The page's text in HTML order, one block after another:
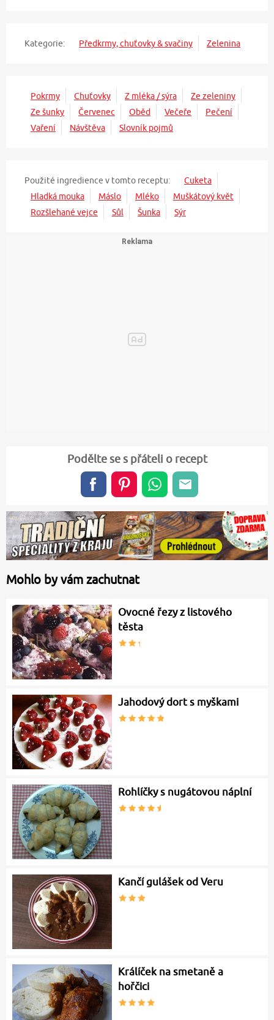
Kategorie: Předkrmy, chuťovky & svačiny Zelenina
Pokrmy Chuťovky Z mléka / sýra
Ze zeleniny
Ze šunky
Červenec Oběd Večeře
Pečení
Vaření
Návštěva Slovník pojmů
Použité ingredience v tomto receptu:
Cuketa
Hladká mouka
Máslo Mléko
Muškátový květ
Rozšlehané vejce
Sůl Šunka Sýr
Podělte se s přáteli o recept
Mohlo by vám zachutnat
Ovocné řezy z listového
těsta
Jahodový dort s myškami
Rohlíčky s nugátovou náplní
Kančí gulášek od Veru
Králíček na smetaně a
hořčici